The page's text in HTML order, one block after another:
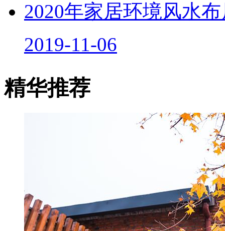
2020年家居环境风水
2019-11-06
精华推荐